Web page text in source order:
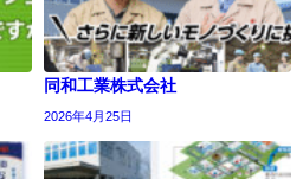
同和工業株式会社
2026年4月25日